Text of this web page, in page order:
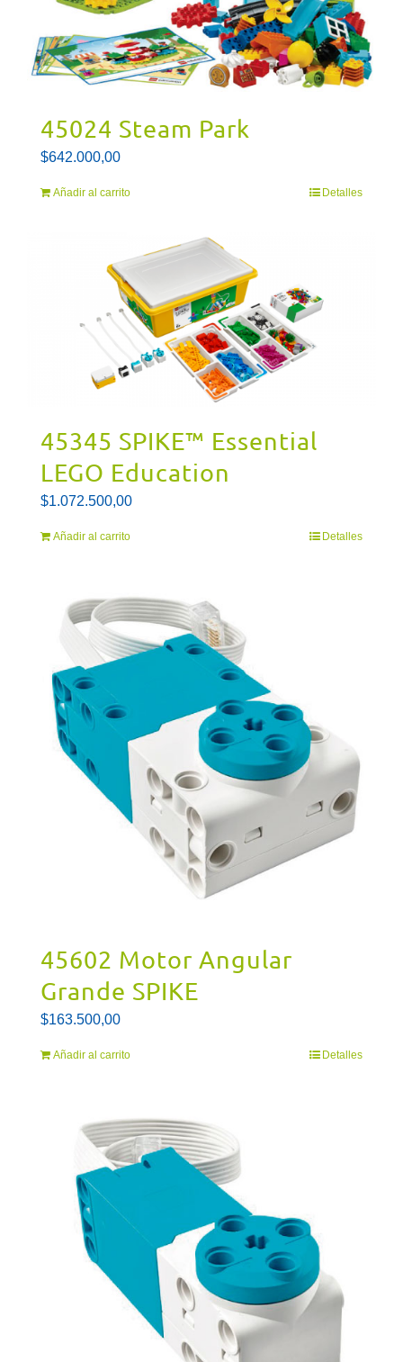
45024 Steam Park
$642.000,00
Añadir al carrito Detalles
45345 SPIKE™ Essential
LEGO Education
$1.072.500,00
Añadir al carrito Detalles
45602 Motor Angular
Grande SPIKE
$163.500,00
Añadir al carrito Detalles